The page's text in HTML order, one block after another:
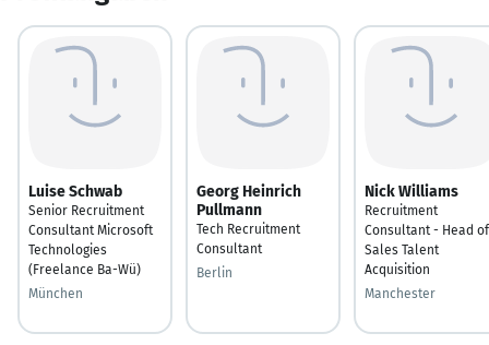
Luise Schwab
Senior Recruitment
Consultant Microsoft
Technologies
(Freelance Ba-Wü)
München
Georg Heinrich
Pullmann
Tech Recruitment
Consultant
Berlin
Nick Williams
Recruitment
Consultant - Head of
Sales Talent
Acquisition
Manchester